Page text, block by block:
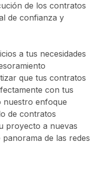
de los contratos
de confianza y
a tus necesidades
que tus contratos
con tus
nuestro enfoque
de contratos
proyecto a nuevas
de las redes